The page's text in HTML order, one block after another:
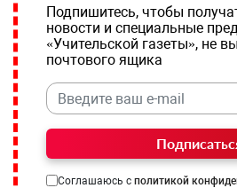
Подпишитесь, чтобы
новости и специальные
«Учительской газеты», не
почтового ящика
Соглашаюсь с политикой